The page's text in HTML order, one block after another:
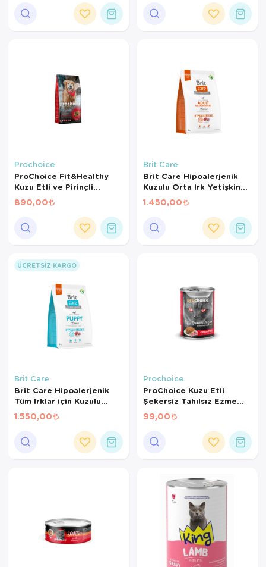
Prochoice
ProChoice Fit&Healthy
Kuzu Etli ve Pirinçli
Yetişkin Köpek Maması 3
Kg
890,00
Brit Care
Brit Care Hipoalerjenik
Kuzulu Orta Irk Yetişkin
Köpek Maması 3 Kg
1.450,00
ÜCRETSIZ KARGO
Brit Care
Brit Care Hipoalerjenik
Tüm Irklar için Kuzulu
Yavru Köpek Maması 3 Kg
1.550,00
Prochoice
ProChoice Kuzu Etli
Şekersiz Tahılsız Ezme
Yetişkin Kedi Konservesi
400 Gr
99,00